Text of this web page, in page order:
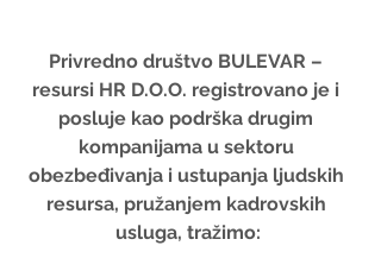
Privredno društvo BULEVAR –
resursi HR D.O.O. registrovano je i
posluje kao podrška drugim
kompanijama u sektoru
obezbeđivanja i ustupanja ljudskih
resursa, pružanjem kadrovskih
usluga, tražimo: